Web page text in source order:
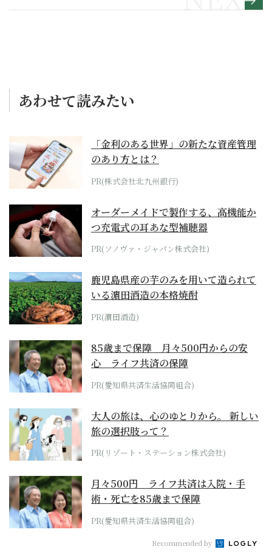
メッセージ】
あわせて読みたい
「金利のある世界」の新たな資産管理
のあり方とは？
PR(株式会社北九州銀行)
オーダーメイドで製作する、高機能か
つ充電式の耳あな型補聴器
PR(ソノヴァ・ジャパン株式会社)
鹿児島県産の芋のみを用いて造られて
いる濵田酒造の本格焼酎
PR(濵田酒造)
85歳まで保障 月々500円からの安
心 ライフ共済の保障
PR(愛知県共済生活協同組合)
大人の旅は、心のゆとりから。 新しい
旅の選択肢って？
PR(リゾート・ステーション株式会社)
月々500円 ライフ共済は入院・手
術・死亡を85歳まで保障
PR(愛知県共済生活協同組合)
Recommended by